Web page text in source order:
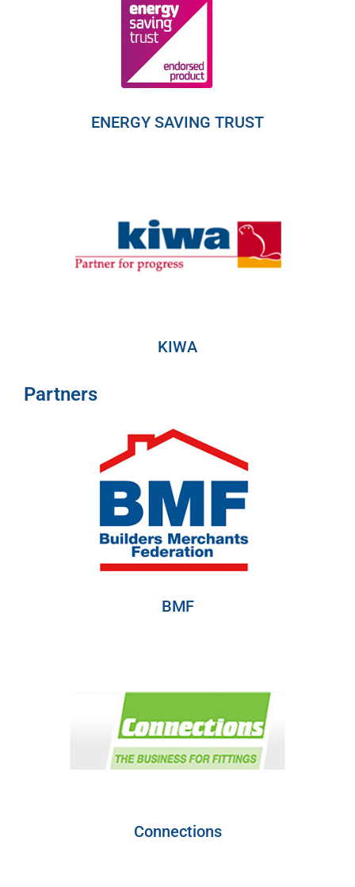
ENERGY SAVING TRUST
KIWA
Partners
BMF
Connections